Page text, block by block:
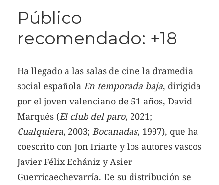
Público
recomendado: +18
Ha llegado a las salas de cine la dramedia
social española En temporada baja, dirigida
por el joven valenciano de 51 años, David
Marqués (El club del paro, 2021;
Cualquiera, 2003; Bocanadas, 1997), que ha
coescrito con Jon Iriarte y los autores vascos
Javier Félix Echániz y Asier
Guerricaechevarría. De su distribución se